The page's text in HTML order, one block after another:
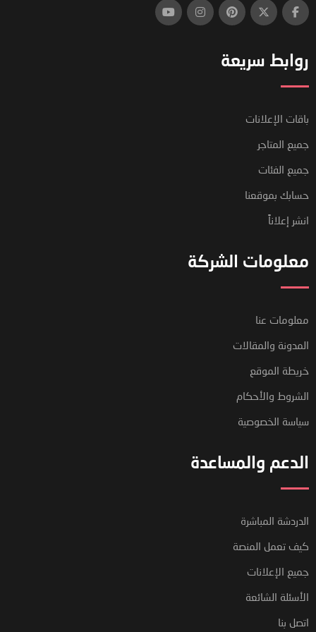
روابط سريعة
باقات الإعلانات
جميع المتاجر
جميع الفئات
حسابك بموقعنا
انشر إعلاناً
معلومات الشركة
معلومات عنا
المدونة والمقالات
خريطة الموقع
الشروط والأحكام
سياسة الخصوصية
الدعم والمساعدة
الدردشة المباشرة
كيف تعمل المنصة
جميع الإعلانات
الأسئلة الشائعة
اتصل بنافريق دعم العملاء لدينا هنا للإجابة